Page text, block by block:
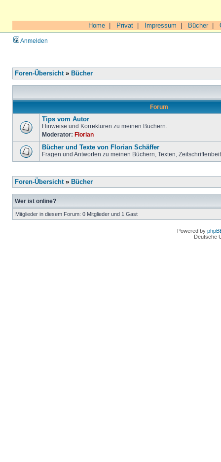
Home Privat Impressum Bücher|
Anmelden
Foren-Übersicht» Bücher
Forum
Tips vom Autor
Hinweise und Korrekturen zu meinen Büchern.
Moderator: Florian
Bücher und Texte von Florian Schäffer
Fragen und Antworten zu meinen Büchern, Texten,
Foren-Übersicht» Bücher
Wer ist online?
Mitglieder in diesem Forum: 0 Mitglieder und 1 Gast
Powered by
Deutsche